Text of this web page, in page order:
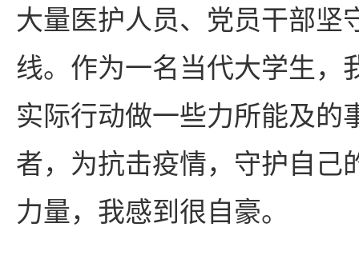
大量医护人员、党员干部坚
线。作为一名当代大学生，
实际行动做一些力所能及的
者，为抗击疫情，守护自己
力量，我感到很自豪。